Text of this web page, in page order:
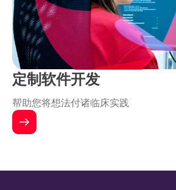
定制软件开发
帮助您将想法付诸临床实践